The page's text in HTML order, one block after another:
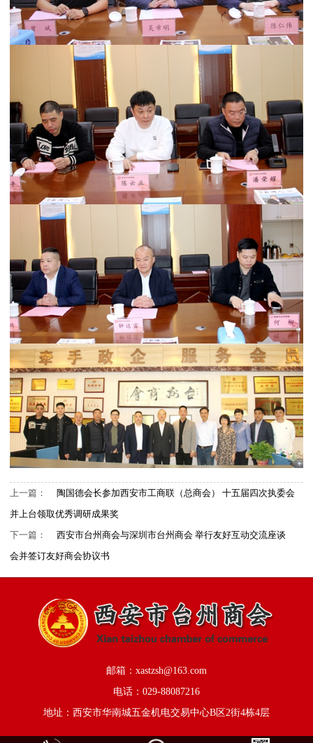
上一篇：
陶国德会长参加西安市工商联（总商会） 十五届四次执委会
并上台领取优秀调研成果奖
下一篇：
西安市台州商会与深圳市台州商会 举行友好互动交流座谈
会并签订友好商会协议书
邮箱：xastzsh@163.com
电话：029-88087216
地址：西安市华南城五金机电交易中心B区2街4栋4层